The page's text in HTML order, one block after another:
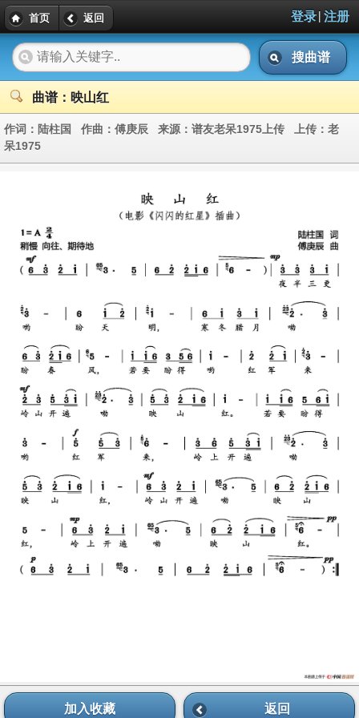
首页 返回 登录| 注册
搜曲谱
曲谱：映山红
作词： 陆柱国 作曲： 傅庚辰 来源： 谱友老呆1975上传 上传： 老
呆1975
加入收藏 返回